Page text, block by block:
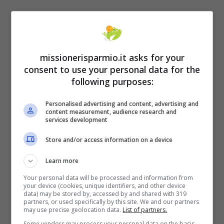
I prezzi
Secondo Quotidiano Energia, sulla base dei
missionerisparmio.it asks for your
consent to use your personal data for the
following purposes:
Personalised advertising and content, advertising and
content measurement, audience research and
services development
Store and/or access information on a device
Learn more
Your personal data will be processed and information from
your device (cookies, unique identifiers, and other device
data) may be stored by, accessed by and shared with 319
partners, or used specifically by this site. We and our partners
may use precise geolocation data. List of partners.